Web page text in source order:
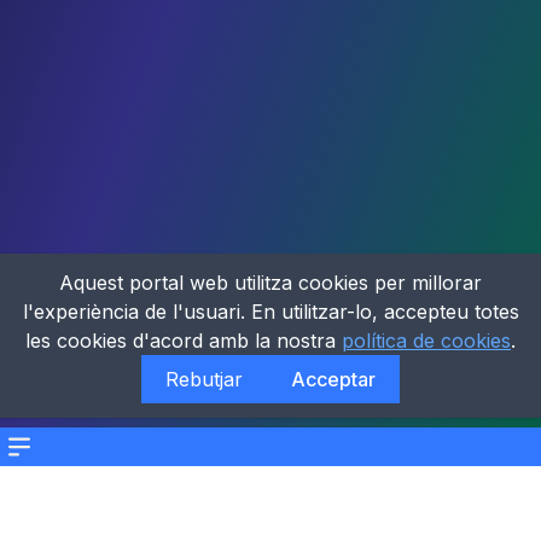
Menu
Aquest portal web utilitza cookies per millorar
l'experiència de l'usuari. En utilitzar-lo, accepteu totes
les cookies d'acord amb la nostra política de cookies.
Rebutjar
Acceptar